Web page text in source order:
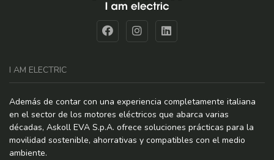
I AM ELECTRIC
Además de contar con una experiencia completamente italiana
en el sector de los motores eléctricos que abarca varias
décadas, Askoll EVA S.p.A. ofrece soluciones prácticas para la
movilidad sostenible, ahorrativas y compatibles con el medio
ambiente.